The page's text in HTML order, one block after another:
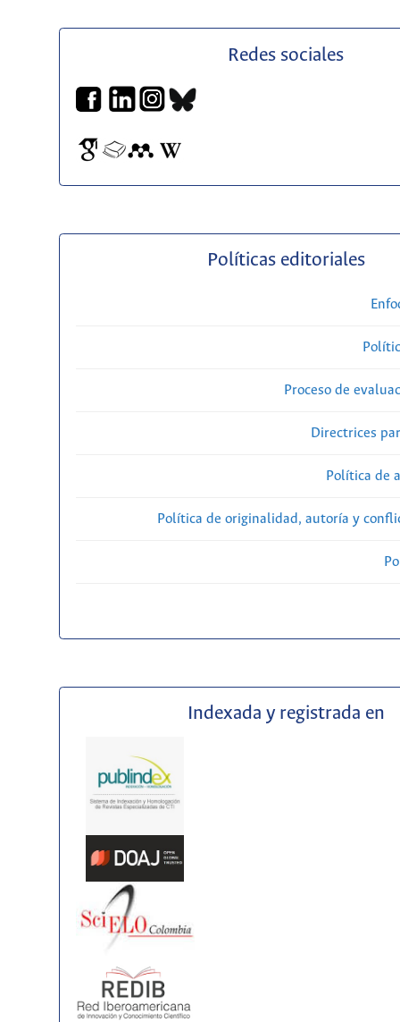
Redes sociales
Políticas editoriales
Proceso de
Directrices
Política de
Política de originalidad, autoría y
Indexada y registrada en